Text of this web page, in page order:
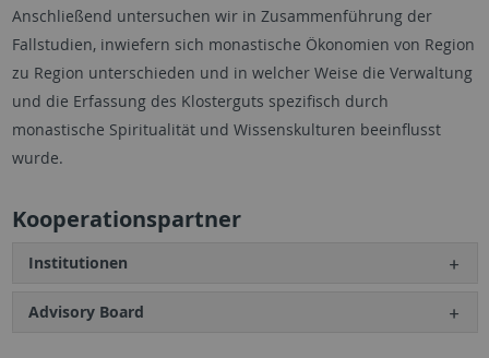
Anschließend untersuchen wir in Zusammenführung der
Fallstudien, inwiefern sich monastische Ökonomien von Region
zu Region unterschieden und in welcher Weise die Verwaltung
und die Erfassung des Klosterguts spezifisch durch
monastische Spiritualität und Wissenskulturen beeinflusst
wurde.
Kooperationspartner
Institutionen
Advisory Board